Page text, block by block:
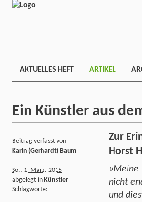
AKTUELLES HEFT ARTIKEL
Ein Künstler aus
Zur
Horst
»Meine
nicht
und
Beitrag verfasst von
Karin (Gerhardt) Baum
So., 1. März. 2015
abgelegt in Künstler
Schlagworte: